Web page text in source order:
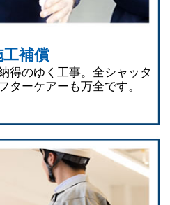
補償
得のゆく工事。全シャッタ
ターケアーも万全です。